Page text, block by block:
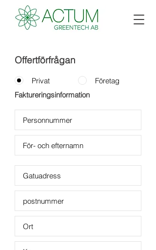
Offertförfrågan
Privat
Företag
Faktureringsinformation